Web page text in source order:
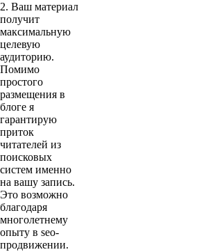
2. Ваш материал
получит
максимальную
целевую
аудиторию.
Помимо
простого
размещения в
блоге я
гарантирую
приток
читателей из
поисковых
систем именно
на вашу запись.
Это возможно
благодаря
многолетнему
опыту в seo-
продвижении.